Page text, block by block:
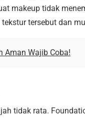
makeup tidak
tersebut dan
Aman Wajib Coba!
tidak rata.